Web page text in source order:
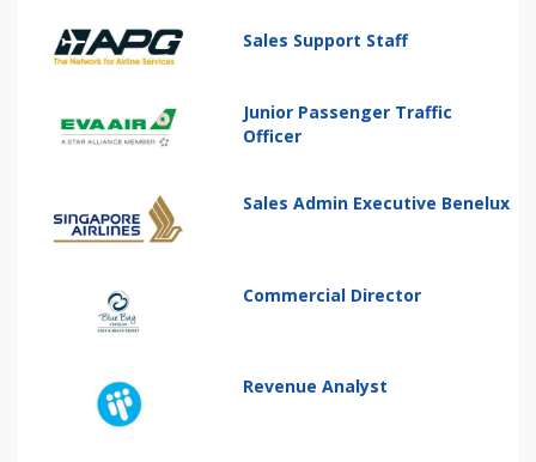
Sales Support Staff
Junior Passenger Traffic
Officer
Sales Admin Executive Benelux
Commercial Director
Revenue Analyst